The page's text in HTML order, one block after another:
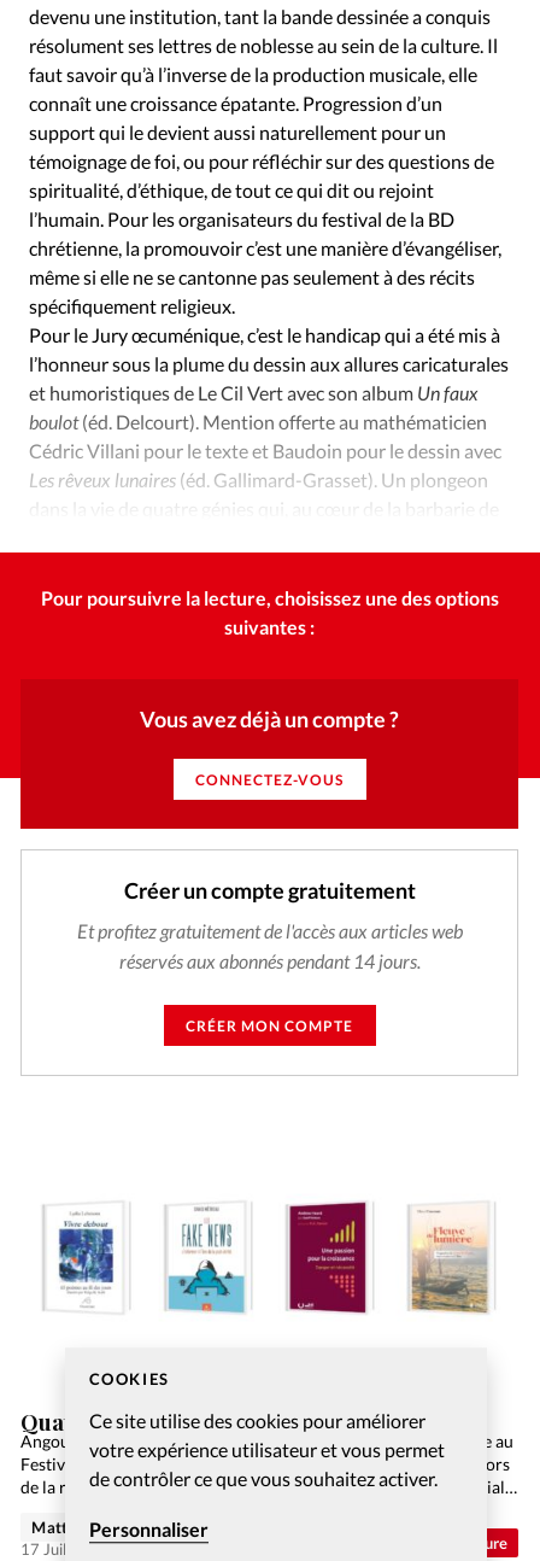
COOKIES
Ce site utilise des cookies pour améliorer
votre expérience utilisateur et vous permet
de contrôler ce que vous souhaitez activer.
Personnaliser
Opinions
Publireportage
Relations Aujourd'hui
Société
Tour du monde des Eglises
Trait d'Ixène
Vécu
Vie Intérieure
devenu une institution, tant la bande dessinée a conquis
résolument ses lettres de noblesse au sein de la culture. Il
faut savoir qu’à l’inverse de la production musicale, elle
connaît une croissance épatante. Progression d’un
support qui le devient aussi naturellement pour un
témoignage de foi, ou pour réfléchir sur des questions de
spiritualité, d’éthique, de tout ce qui dit ou rejoint
l’humain. Pour les organisateurs du festival de la BD
chrétienne, la promouvoir c’est une manière d’évangéliser,
même si elle ne se cantonne pas seulement à des récits
spécifiquement religieux.
Pour le Jury œcuménique, c’est le handicap qui a été mis à
l’honneur sous la plume du dessin aux allures caricaturales
et humoristiques de Le Cil Vert avec son album Un faux
boulot(éd. Delcourt). Mention offerte au mathématicien
Cédric Villani pour le texte et Baudoin pour le dessin avec
Les rêveux lunaires (éd. Gallimard-Grasset). Un plongeon
dans la vie de quatre génies qui, au cœur de la barbarie de
Pour poursuivre la lecture, choisissez une des options
suivantes :
Vous avez déjà un compte ?
CONNECTEZ-VOUS
Créer un compte gratuitement
Et profitez gratuitement de l'accès aux articles web
réservés aux abonnés pendant 14 jours.
CRÉER MON COMPTE
Culture
Quatre lectures à découvrir lors de l’été 2026
Angoulême fêtait cette année les trente ans de la BD chrétienne au
Festival international de la BD. Des bulles en veux-tu en voilà, lors
de la remise des prix 2016 dans la magnifique église Saint-Martial…
Matthieu Schmidt
17 Juil 2026